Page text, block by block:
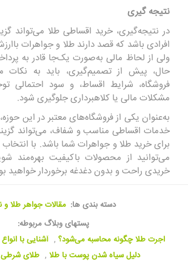
نتیجه گیری
در نتیجه‌گیری، خرید اقساطی طلا می‌تواند
افرادی باشد که قصد دارند طلا و جواهرات
ولی از لحاظ مالی به‌صورت یک‌جا قادر به
حال، پیش از تصمیم‌گیری، باید به نکات
فروشگاه، شرایط اقساط، و سود احتمالی
مشکلات مالی یا کلاهبرداری جلوگیری شود.
به‌عنوان یکی از فروشگاه‌های معتبر در این
خدمات اقساطی مناسب و شفاف، می‌تواند
برای خرید طلا و جواهرات شما باشد. با انتخاب
می‌توانید از محصولات باکیفیت بهره‌مند
خریدی راحت و بدون دغدغه برخوردار خواهید
دسته بندی ها: مقالات جواهر طلا و
پستهای وبلاگ مربوطه:
اجرت طلا چگونه محاسبه می‌شود؟ , آشنایی با
دلیل سیاه شدن پوست با طلا , طلای